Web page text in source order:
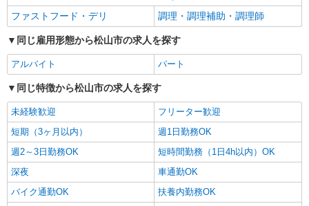
アルバイト パート
コンパスグループ・ジャパン株式会社 33113_p
調理員【アルバイト・パート】
時給1,033円以上 試用期間中 時給1,033円以上
(試用期間2ヶ月) 残業が発生した場合、残業代を1
分単位で別途支給します。
ルナ物産株式会社 （愛媛県松山市南高井町
1577）
キープ 詳細を見る
アルバイト パート
コンパスグループ・ジャパン株式会社 20924_p
NEW
調理補助【アルバイト・パート】
ファストフード・デリ
調理・調理補助・調理師
同じ雇用形態から松山市の求人を探す
アルバイト パート
同じ特徴から松山市の求人を探す
未経験歓迎
フリーター歓迎
短期（3ヶ月以内）
週1日勤務OK
週2～3日勤務OK
短時間勤務（1日4h以内）OK
深夜
車通勤OK
バイク通勤OK
扶養内勤務OK